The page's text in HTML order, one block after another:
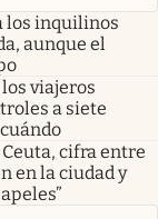
los inquilinos
aunque el
viajeros
a siete
cifra entre
en la ciudad y